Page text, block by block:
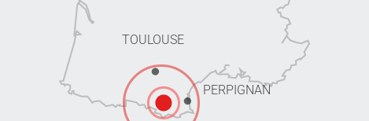
TOULOUSE
PERPIGNAN